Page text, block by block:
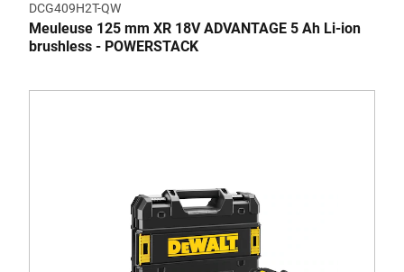
DCG409H2T-QW
Meuleuse 125 mm XR 18V ADVANTAGE 5 Ah Li-ion
brushless - POWERSTACK